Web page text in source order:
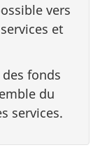
vers
et
fonds
du
services.